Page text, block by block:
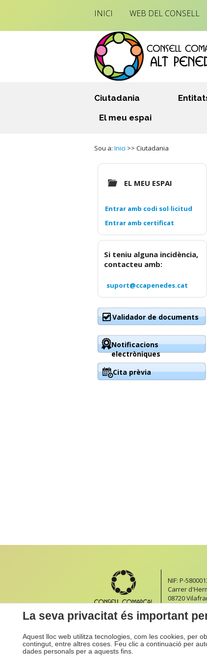
INICI WEB DEL CONSELL
Ciutadania
El meu espai
Sou a: Inici >> Ciutadania
EL MEU ESPAI
Entrar amb codi sol·licitud
Si teniu alguna incidència,
contacteu amb:
suport@ccapenedes.cat
Validador de documents
Notificacions
electròniques
Cita prèvia
NIF: P-
Carrer
08720
Inici Accessibilitat
La seva privacitat és important
Aquest lloc web utilitza tecnologies, com les cookies, per
contingut, entre altres coses. Feu clic a continuació per
dades personals per a aquests fins.